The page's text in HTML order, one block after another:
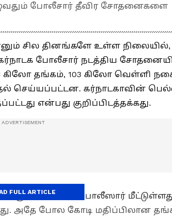
போலீசார் தீவிர சோதனைகளை
சில தினங்களே உள்ள நிலையில்,
போலீசார் நடத்திய
கிலோ தங்கம், 103 கிலோ வெள்ளி
செய்யப்பட்டன. கர்நாடகாவின்
என்பது குறிப்பிடத்தக்கது.
குவியல்களை போலீஸார்
அதே போல கோடி மதிப்பிலான
FULL ARTICLE